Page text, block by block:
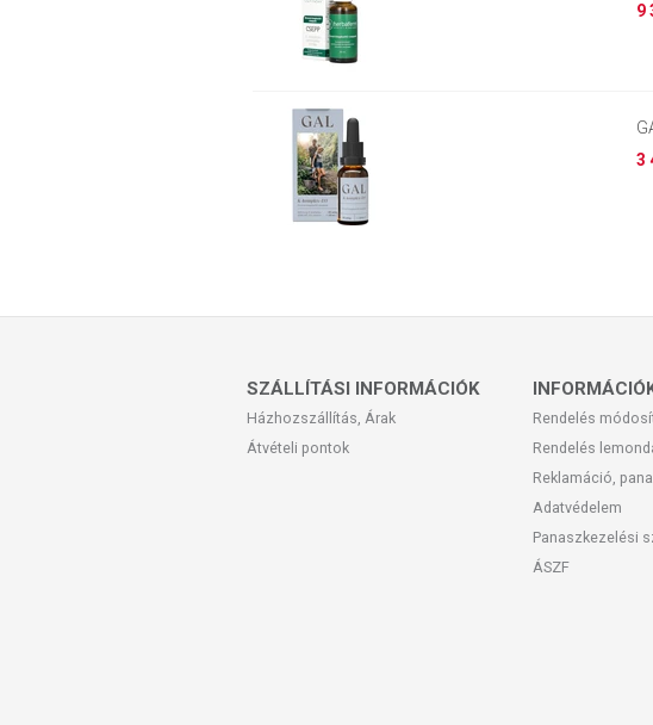
9
3
SZÁLLÍTÁSI INFORMÁCIÓK
Házhozszállítás, Árak
Átvételi pontok
Rendelés
Rendelés
Reklamáció,
Adatvédelem
Panaszkezelési
ÁSZF